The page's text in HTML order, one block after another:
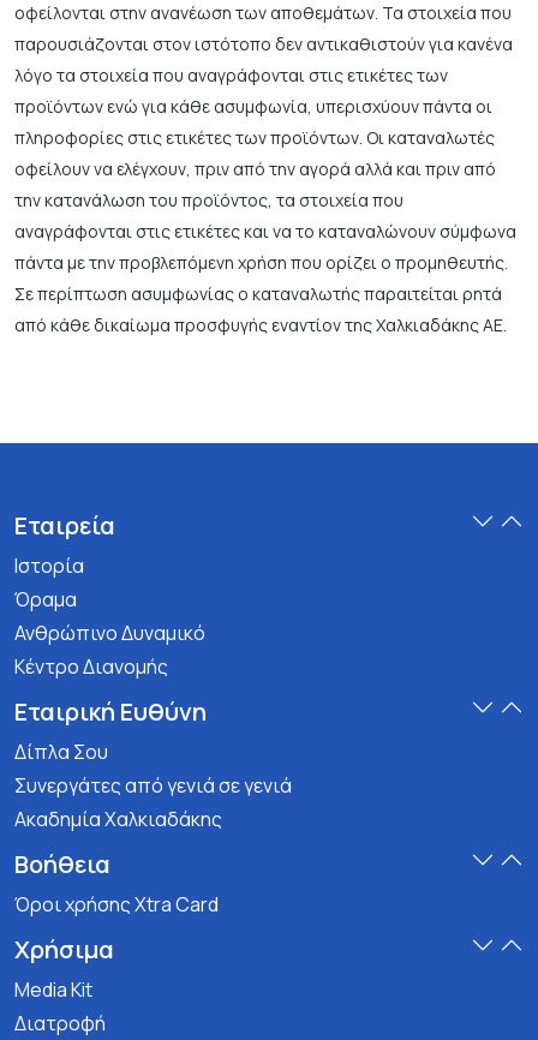
οφείλονται στην ανανέωση των αποθεμάτων. Τα στοιχεία που
παρουσιάζονται στον ιστότοπο δεν αντικαθιστούν για κανένα
λόγο τα στοιχεία που αναγράφονται στις ετικέτες των
προϊόντων ενώ για κάθε ασυμφωνία, υπερισχύουν πάντα οι
πληροφορίες στις ετικέτες των προϊόντων. Οι καταναλωτές
οφείλουν να ελέγχουν, πριν από την αγορά αλλά και πριν από
την κατανάλωση του προϊόντος, τα στοιχεία που
αναγράφονται στις ετικέτες και να το καταναλώνουν σύμφωνα
πάντα με την προβλεπόμενη χρήση που ορίζει ο προμηθευτής.
Σε περίπτωση ασυμφωνίας ο καταναλωτής παραιτείται ρητά
από κάθε δικαίωμα προσφυγής εναντίον της Χαλκιαδάκης ΑΕ.
Εταιρεία
Ιστορία
Όραμα
Ανθρώπινο Δυναμικό
Κέντρο Διανομής
Εταιρική Ευθύνη
Δίπλα Σου
Συνεργάτες από γενιά σε γενιά
Ακαδημία Χαλκιαδάκης
Βοήθεια
Όροι χρήσης Xtra Card
Χρήσιμα
Media Kit
Διατροφή